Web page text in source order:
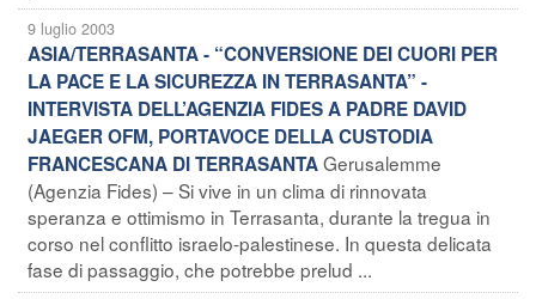
9 luglio 2003
ASIA/TERRASANTA - “CONVERSIONE DEI CUORI PER
LA PACE E LA SICUREZZA IN TERRASANTA” -
INTERVISTA DELL’AGENZIA FIDES A PADRE DAVID
JAEGER OFM, PORTAVOCE DELLA CUSTODIA
FRANCESCANA DI TERRASANTAGerusalemme
(Agenzia Fides) – Si vive in un clima di rinnovata
speranza e ottimismo in Terrasanta, durante la tregua in
corso nel conflitto israelo-palestinese. In questa delicata
fase di passaggio, che potrebbe prelud ...